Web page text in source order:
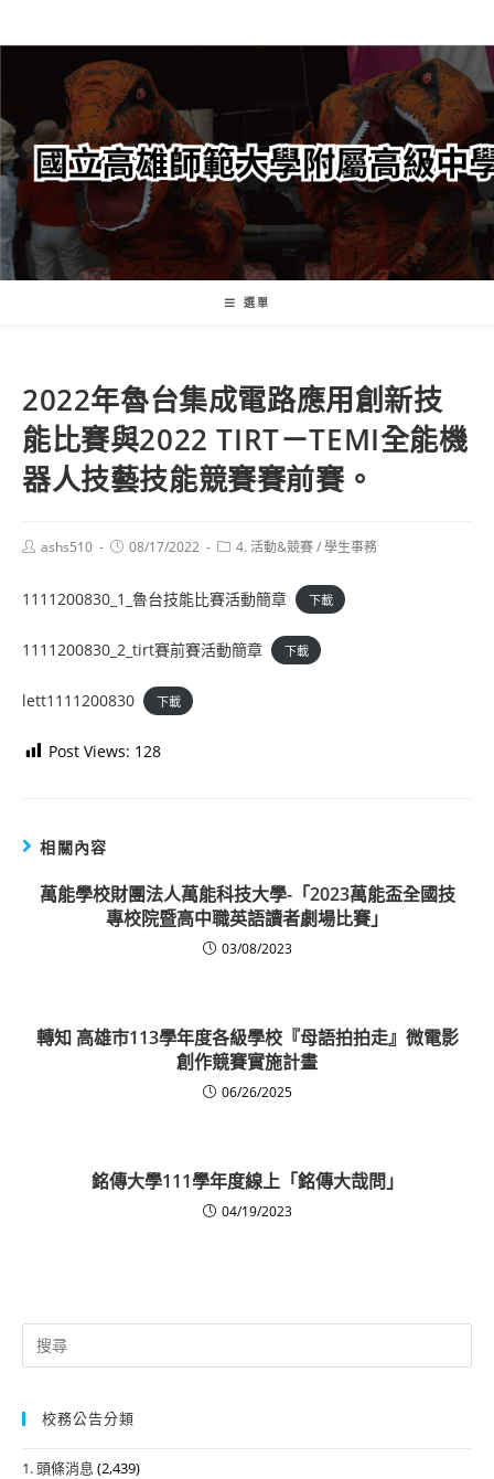
轉
要
內
容
選單
2022年魯台集成電路應用創新技
能比賽與2022 TIRT－TEMI全能機
器人技藝技能競賽賽前賽。
Postashs510
Post08/17/2022
Post4. 活動&競賽/學生事務
1111200830_1_魯台技能比賽活動簡章 下載
1111200830_2_tirt賽前賽活動簡章 下載
lett1111200830 下載
Post Views: 128
相關內容
萬能學校財團法人萬能科技大學-「2023萬能盃全國技
專校院暨高中職英語讀者劇場比賽」
03/08/2023
轉知 高雄市113學年度各級學校『母語拍拍走』微電影
創作競賽實施計畫
06/26/2025
銘傳大學111學年度線上「銘傳大哉問」
04/19/2023
Search
for:
校務公告分類
1. 頭條消息 (2,439)